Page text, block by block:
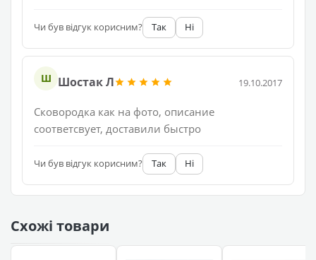
Чи був відгук корисним? Так Ні
Ш Шостак Л 19.10.2017
Сковородка как на фото, описание
соответсвует, доставили быстро
Чи був відгук корисним? Так Ні
Схожі товари